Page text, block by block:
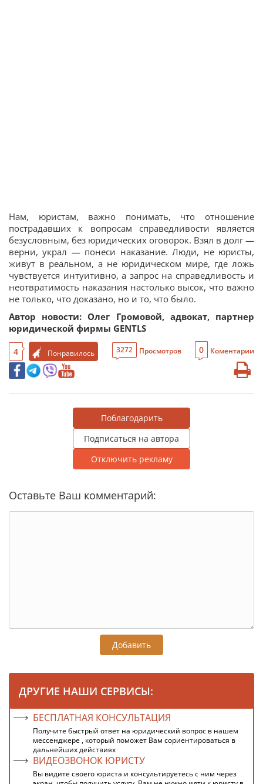
Нам, юристам, важно понимать, что отношение
пострадавших к вопросам справедливости является
безусловным, без юридических оговорок. Взял в долг —
верни, украл — понеси наказание. Люди, не юристы,
живут в реальном, а не юридическом мире, где ложь
чувствуется интуитивно, а запрос на справедливость и
неотвратимость наказания настолько высок, что важно
не только, что доказано, но и то, что было.
Автор новости: Олег Громовой, адвокат, партнер
юридической фирмы GENTLS
4 Понравилось 3272 Просмотров 0 Коментарии
Поблагодарить
Подписаться на автора
Отключить рекламу
Оставьте Ваш комментарий:
Добавить
ДРУГИЕ НАШИ СЕРВИСЫ:
БЕСПЛАТНАЯ КОНСУЛЬТАЦИЯ
Получите быстрый ответ на юридический вопрос в нашем
мессенджере , который поможет Вам сориентироваться в
дальнейших действиях
ВИДЕОЗВОНОК ЮРИСТУ
Вы видите своего юриста и консультируетесь с ним через